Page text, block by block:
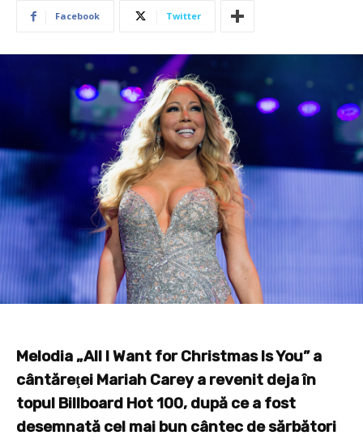
Facebook Twitter
Melodia „All I Want for Christmas Is You” a
cântăreţei Mariah Carey a revenit deja în
topul Billboard Hot 100, după ce a fost
desemnată cel mai bun cântec de sărbători